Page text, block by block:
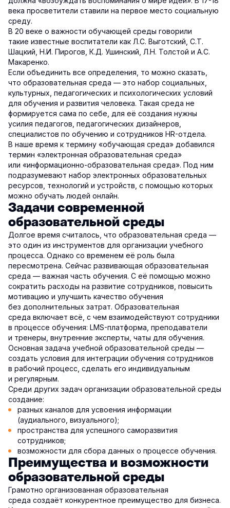
века просветители ставили на первое место социальную
среду.
В 20 веке о важности обучающей среды говорили
такие известные воспитатели как Л.С. Выготский, С.Т.
Шацкий, Н.И. Пирогов, К.Д. Ушинский, Л.Н. Толстой и А.С.
Макаренко.
Если объединить все определения, то можно сказать,
что образовательная среда — это набор социальных,
культурных, педагогических и психологических условий
для обучения и развития человека. Такая среда не
формируется сама по себе, для её создания нужны
усилия педагогов, педагогических дизайнеров,
специалистов по обучению и сотрудников HR-отдела.
В наше время к термину «обучающая среда» добавился
термин «электронная образовательная среда»
или «информационно-образовательная среда». Под ним
подразумевают набор электронных образовательных
ресурсов, технологий и устройств, с помощью которых
можно обучать людей онлайн.
Задачи современной
образовательной среды
Долгое время считалось, что образовательная среда —
это один из инструментов для организации учебного
процесса. Однако со временем её роль была
пересмотрена. Сейчас развивающая образовательная
среда — важная часть обучения. С её помощью можно
сократить расходы на развитие сотрудников, повысить
мотивацию и улучшить качество обучения
без дополнительных затрат. Образовательная
среда включает всё, с чем взаимодействуют сотрудники
в процессе обучения: LMS-платформа, преподаватели
и тренеры, внутренние эксперты, чаты для обучения.
Основная задача учебной образовательной среды —
создать условия для интеграции обучения сотрудников
в рабочий процесс, сделать его индивидуальным
и регулярным.
Среди других задач организации образовательной среды
создание:
разных каналов для усвоения информации
(аудиального, визуального);
пространства для успешного саморазвития
сотрудников;
возможности для сбора данных о процессе обучения.
Преимущества и возможности
образовательной среды
Грамотно организованная образовательная
среда создаёт конкурентное преимущество для бизнеса.